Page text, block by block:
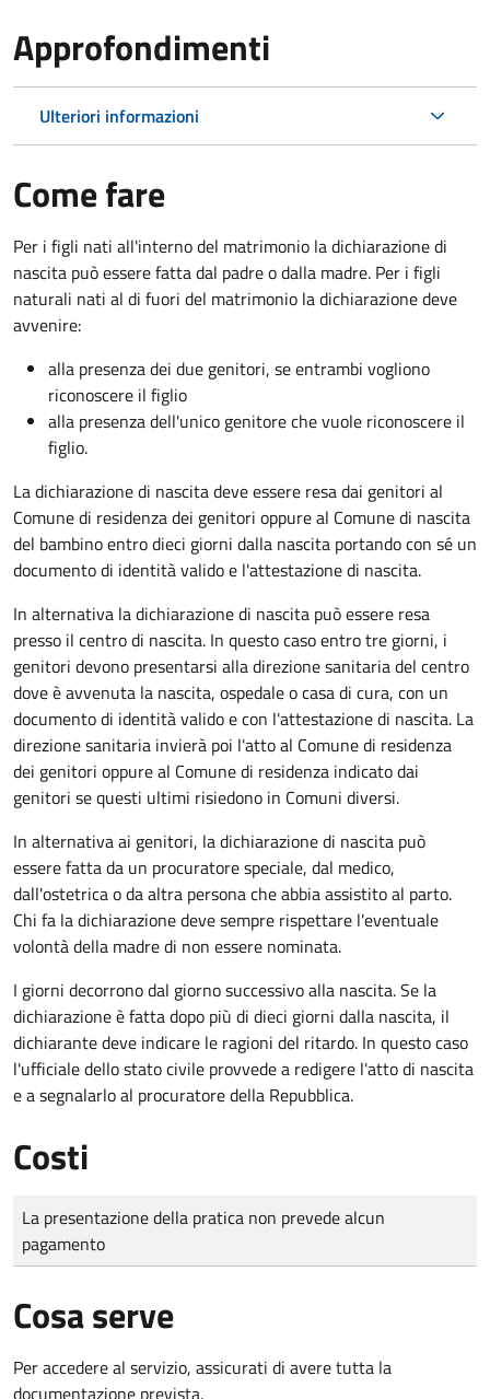
Approfondimenti
Ulteriori informazioni
Come fare
Per i figli nati all'interno del matrimonio la dichiarazione di
nascita può essere fatta dal padre o dalla madre. Per i figli
naturali nati al di fuori del matrimonio la dichiarazione deve
avvenire:
alla presenza dei due genitori, se entrambi vogliono
riconoscere il figlio
alla presenza dell'unico genitore che vuole riconoscere il
figlio.
La dichiarazione di nascita deve essere resa dai genitori al
Comune di residenza dei genitori oppure al Comune di nascita
del bambino entro dieci giorni dalla nascita portando con sé un
documento di identità valido e l'attestazione di nascita.
In alternativa la dichiarazione di nascita può essere resa
presso il centro di nascita. In questo caso entro tre giorni, i
genitori devono presentarsi alla direzione sanitaria del centro
dove è avvenuta la nascita, ospedale o casa di cura, con un
documento di identità valido e con l'attestazione di nascita. La
direzione sanitaria invierà poi l'atto al Comune di residenza
dei genitori oppure al Comune di residenza indicato dai
genitori se questi ultimi risiedono in Comuni diversi.
In alternativa ai genitori, la dichiarazione di nascita può
essere fatta da un procuratore speciale, dal medico,
dall'ostetrica o da altra persona che abbia assistito al parto.
Chi fa la dichiarazione deve sempre rispettare l'eventuale
volontà della madre di non essere nominata.
I giorni decorrono dal giorno successivo alla nascita. Se la
dichiarazione è fatta dopo più di dieci giorni dalla nascita, il
dichiarante deve indicare le ragioni del ritardo. In questo caso
l'ufficiale dello stato civile provvede a redigere l'atto di nascita
e a segnalarlo al procuratore della Repubblica.
Costi
Tipo di pagamento
Importo
La presentazione della pratica non prevede alcun
pagamento
Cosa serve
Per accedere al servizio, assicurati di avere tutta la
documentazione prevista.